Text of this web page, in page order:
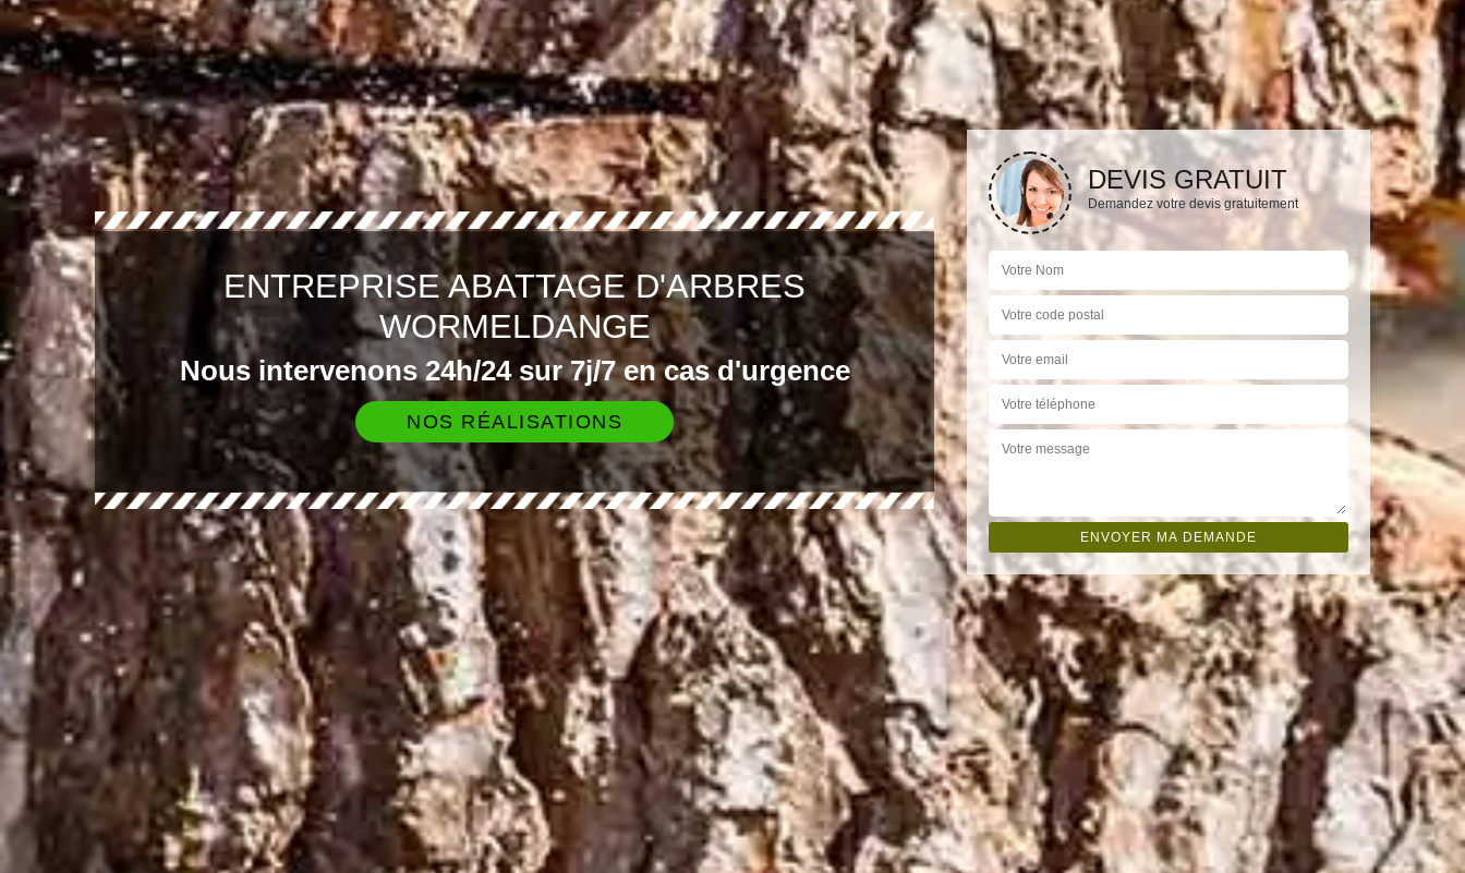
ENTREPRISE ABATTAGE D'ARBRES
WORMELDANGE
Nous intervenons 24h/24 sur 7j/7 en cas d'urgence
NOS RÉALISATIONS
DEVIS GRATUIT
Demandez votre devis gratuitement